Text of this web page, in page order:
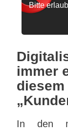
Bitte
immer
In den